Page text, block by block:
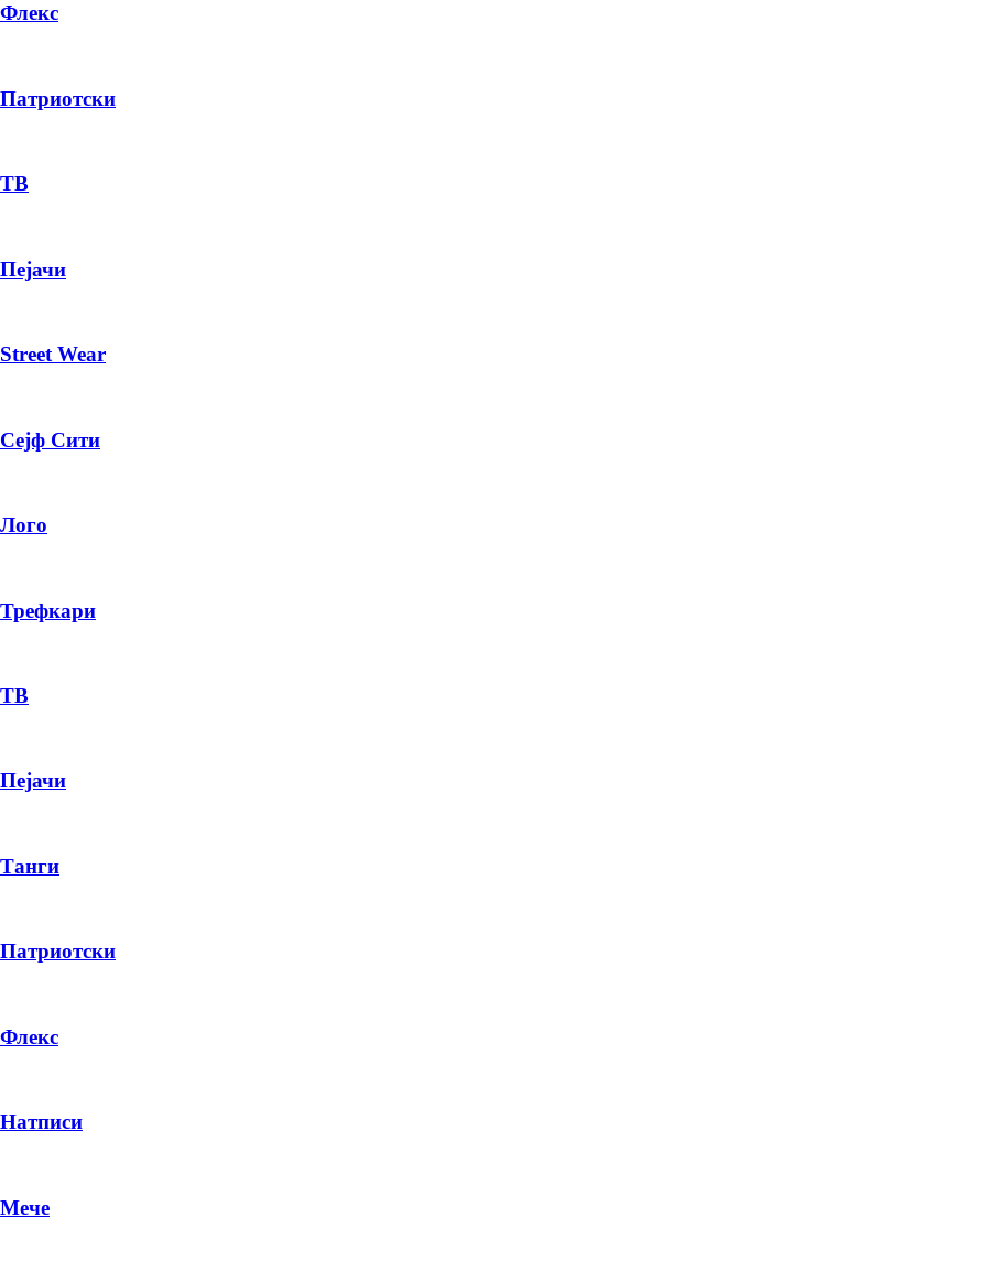
Флекс
Патриотски
ТВ
Пејачи
Street Wear
Сејф Сити
Лого
Трефкари
ТВ
Пејачи
Танги
Патриотски
Флекс
Натписи
Мече